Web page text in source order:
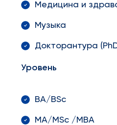
Медицина и
Музыка
Докторантура
Уровень
BA/BSc
MA/MSc /MBA